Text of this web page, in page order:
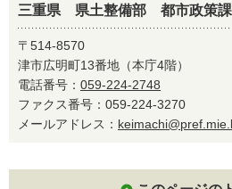
三重県 県土整備部 都市政策
〒514-8570
津市広明町13番地（本庁4階）
電話番号： 059-224-2748
ファクス番号：059-224-3270
メールアドレス：